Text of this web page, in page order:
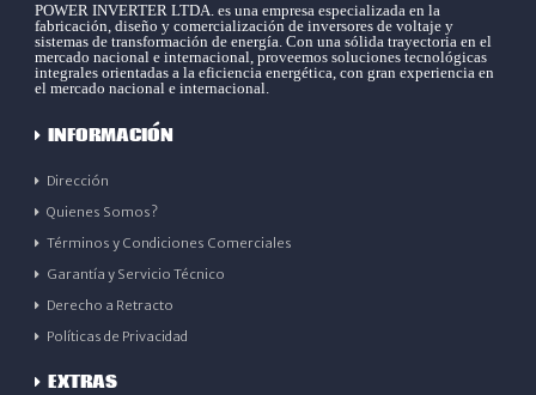
POWER INVERTER LTDA. es una empresa especializada en la
fabricación, diseño y comercialización de inversores de voltaje y
sistemas de transformación de energía. Con una sólida trayectoria en el
mercado nacional e internacional, proveemos soluciones tecnológicas
integrales orientadas a la eficiencia energética, con gran experiencia en
el mercado nacional e internacional.
INFORMACIÓN
Dirección
Quienes Somos?
Términos y Condiciones Comerciales
Garantía y Servicio Técnico
Derecho a Retracto
Políticas de Privacidad
EXTRAS